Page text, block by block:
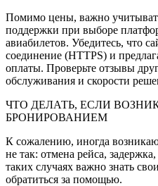
Помимо цены, важно
поддержки при выборе
авиабилетов. Убедитесь, что
соединение (HTTPS) и
оплаты. Проверьте отзывы
обслуживания и скорости
ЧТО ДЕЛАТЬ, ЕСЛИ
БРОНИРОВАНИЕМ
К сожалению, иногда
не так: отмена рейса,
таких случаях важно знать
обратиться за помощью.